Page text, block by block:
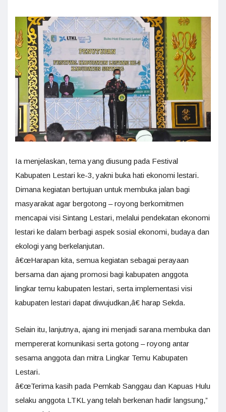
Ia menjelaskan, tema yang diusung pada Festival
Kabupaten Lestari ke-3, yakni buka hati ekonomi lestari.
Dimana kegiatan bertujuan untuk membuka jalan bagi
masyarakat agar bergotong – royong berkomitmen
mencapai visi Sintang Lestari, melalui pendekatan ekonomi
lestari ke dalam berbagi aspek sosial ekonomi, budaya dan
ekologi yang berkelanjutan.
â€œHarapan kita, semua kegiatan sebagai perayaan
bersama dan ajang promosi bagi kabupaten anggota
lingkar temu kabupaten lestari, serta implementasi visi
kabupaten lestari dapat diwujudkan,â€ harap Sekda.
Selain itu, lanjutnya, ajang ini menjadi sarana membuka dan
mempererat komunikasi serta gotong – royong antar
sesama anggota dan mitra Lingkar Temu Kabupaten
Lestari.
â€œTerima kasih pada Pemkab Sanggau dan Kapuas Hulu
selaku anggota LTKL yang telah berkenan hadir langsung,”